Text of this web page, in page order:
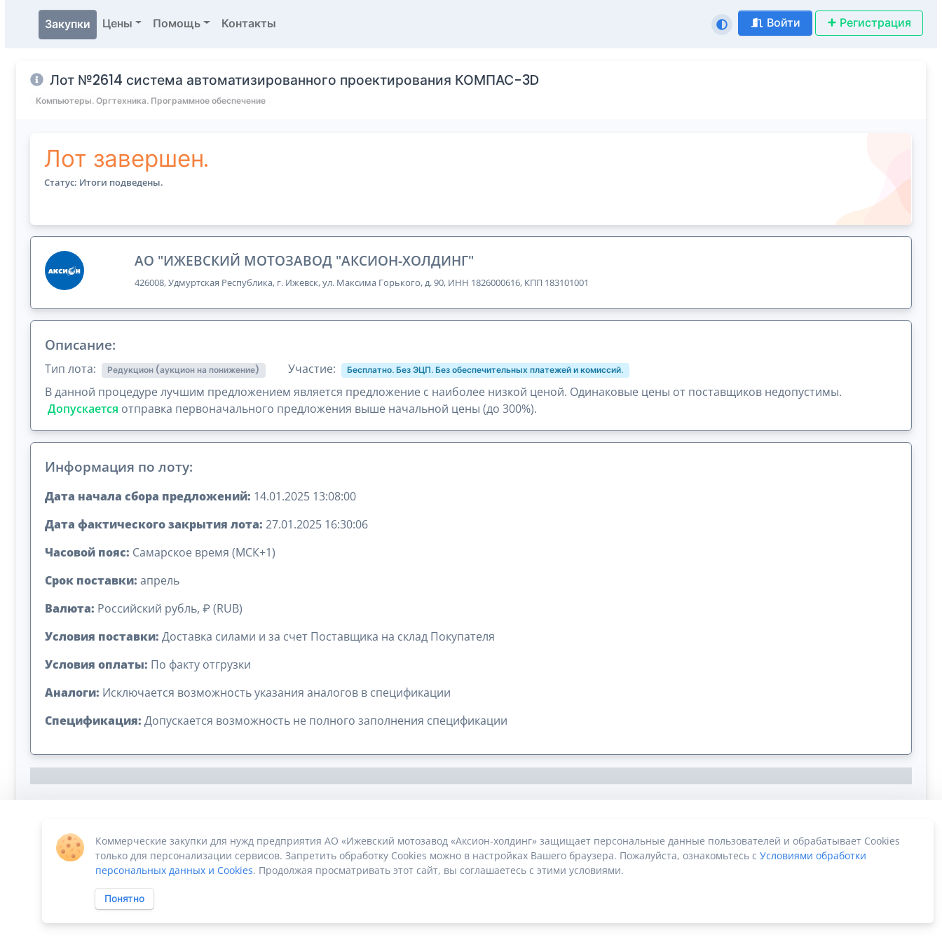
Закупки Цены Помощь Контакты Войти Регистрация
Лот №2614 система автоматизированного проектирования КОМПАС-3D
Компьютеры. Оргтехника. Программное обеспечение
Лот завершен.
Статус: Итоги подведены.
АО "ИЖЕВСКИЙ МОТОЗАВОД "АКСИОН-ХОЛДИНГ"
426008, Удмуртская Республика, г. Ижевск, ул. Максима Горького, д. 90, ИНН 1826000616, КПП 183101001
Описание:
Тип лота: Редукцион (аукцион на понижение) Участие: Бесплатно. Без ЭЦП. Без обеспечительных платежей и комиссий.
В данной процедуре лучшим предложением является предложение с наиболее низкой ценой. Одинаковые цены от поставщиков недопустимы.
Допускается отправка первоначального предложения выше начальной цены (до 300%).
Информация по лоту:
Дата начала сбора предложений: 14.01.2025 13:08:00
Дата фактического закрытия лота: 27.01.2025 16:30:06
Часовой пояс: Самарское время (МСК+1)
Срок поставки: апрель
Валюта: Российский рубль, ₽ (RUB)
Условия поставки: Доставка силами и за счет Поставщика на склад Покупателя
Условия оплаты: По факту отгрузки
Аналоги: Исключается возможность указания аналогов в спецификации
Спецификация: Допускается возможность не полного заполнения спецификации
Сумма лота: 3 883 700,00 ₽
Коммерческие закупки для нужд предприятия АО «Ижевский мотозавод «Аксион-холдинг» защищает персональные данные пользователей и обрабатывает Cookies
только для персонализации сервисов. Запретить обработку Cookies можно в настройках Вашего браузера. Пожалуйста, ознакомьтесь с Условиями обработки
персональных данных и Cookies. Продолжая просматривать этот сайт, вы соглашаетесь с этими условиями.
Понятно